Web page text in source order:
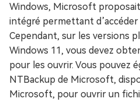
Windows, Microsoft
intégré permettant d’accéder
Cependant, sur les versions
Windows 11, vous devez
pour les ouvrir. Vous pouvez
NTBackup de Microsoft,
Microsoft, pour ouvrir un